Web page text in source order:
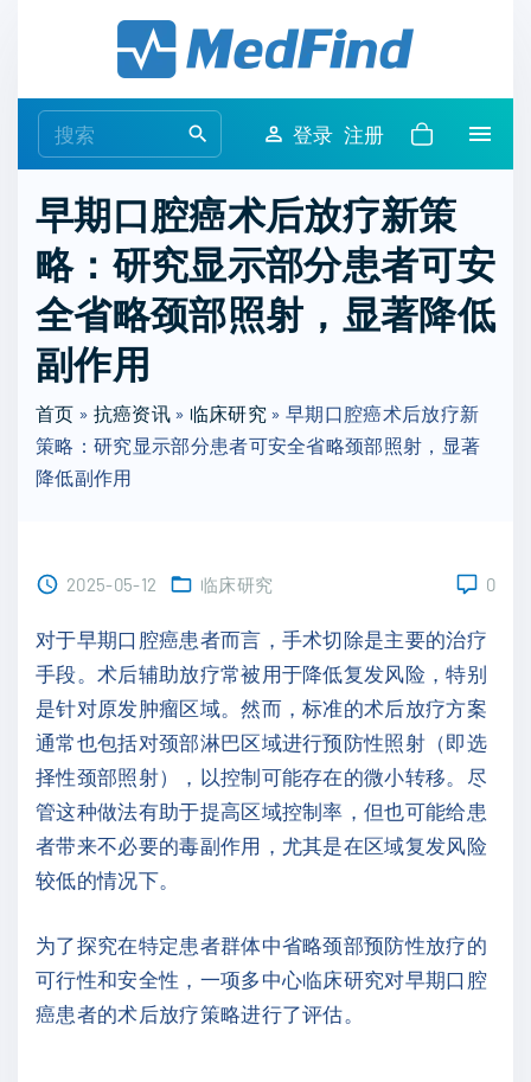
e
r
c
h
f
:
登录 注册
早期口腔癌术后放疗新策
略：研究显示部分患者可安
全省略颈部照射，显著降低
副作用
首页 » 抗癌资讯» 临床研究 »早期口腔癌术后放疗新
策略：研究显示部分患者可安全省略颈部照射，显著
降低副作用
2025-05-12 临床研究 0
对于早期口腔癌患者而言，手术切除是主要的治疗
手段。术后辅助放疗常被用于降低复发风险，特别
是针对原发肿瘤区域。然而，标准的术后放疗方案
通常也包括对颈部淋巴区域进行预防性照射（即选
择性颈部照射），以控制可能存在的微小转移。尽
管这种做法有助于提高区域控制率，但也可能给患
者带来不必要的毒副作用，尤其是在区域复发风险
较低的情况下。
为了探究在特定患者群体中省略颈部预防性放疗的
可行性和安全性，一项多中心临床研究对早期口腔
癌患者的术后放疗策略进行了评估。